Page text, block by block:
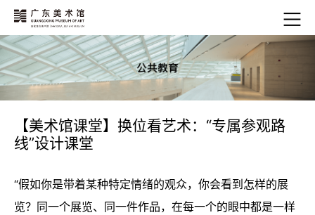
【美术馆课堂】换位看艺术：“专属参观路
线”设计课堂
“假如你是带着某种特定情绪的观众，你会看到怎样的展
览？同一个展览、同一件作品，在每一个的眼中都是一样